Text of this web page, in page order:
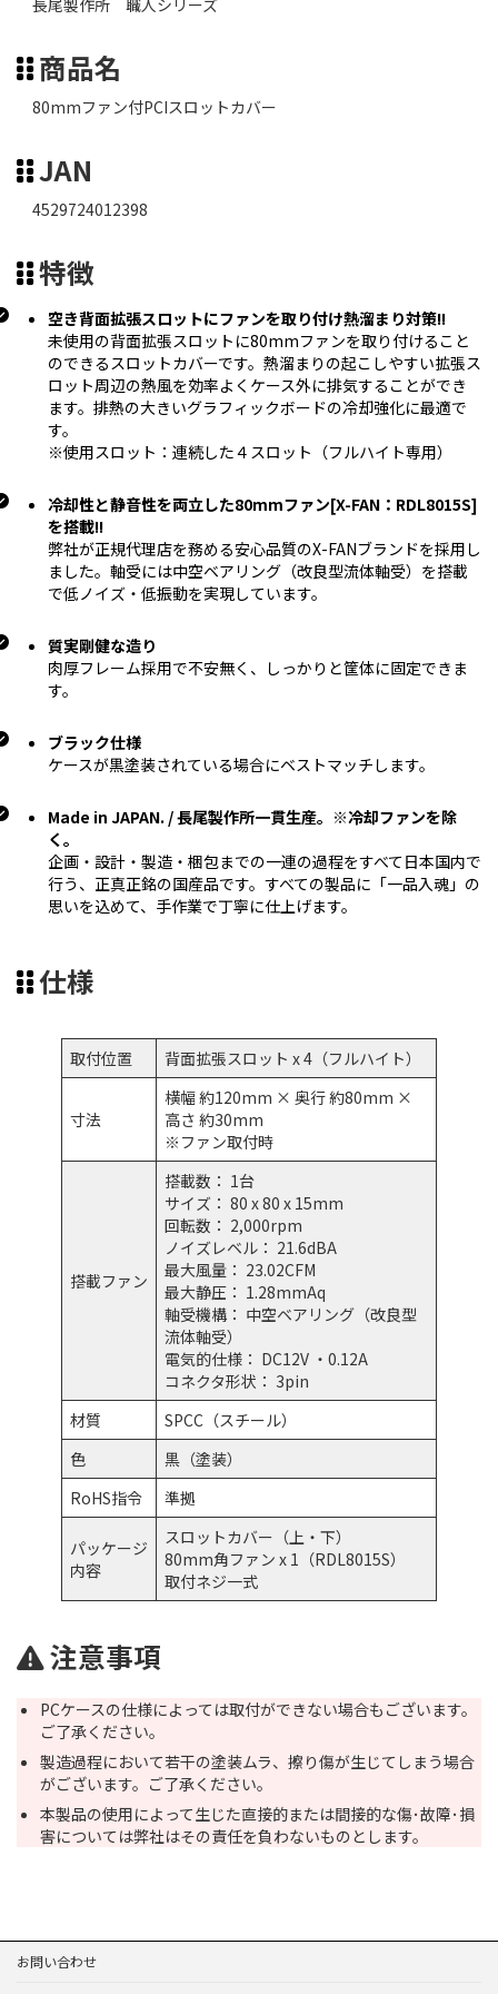
商品名
80mmファン付PCIスロットカバー
JAN
4529724012398
特徴
空き背面拡張スロットにファンを取り付け熱溜まり対策!!
未使用の背面拡張スロットに80mmファンを取り付けること
のできるスロットカバーです。熱溜まりの起こしやすい拡張ス
ロット周辺の熱風を効率よくケース外に排気することができ
ます。排熱の大きいグラフィックボードの冷却強化に最適で
す。
※使用スロット：連続した４スロット（フルハイト専用）
冷却性と静音性を両立した80mmファン[X-FAN：RDL8015S]
を搭載!!
弊社が正規代理店を務める安心品質のX-FANブランドを採用し
ました。軸受には中空ベアリング（改良型流体軸受）を搭載
で低ノイズ・低振動を実現しています。
質実剛健な造り
肉厚フレーム採用で不安無く、しっかりと筐体に固定できま
す。
ブラック仕様
ケースが黒塗装されている場合にベストマッチします。
Made in JAPAN. / 長尾製作所一貫生産。※冷却ファンを除
く。
企画・設計・製造・梱包までの一連の過程をすべて日本国内で
行う、正真正銘の国産品です。すべての製品に「一品入魂」の
思いを込めて、手作業で丁寧に仕上げます。
仕様
取付位置 背面拡張スロット x 4（フルハイト）
寸法
横幅 約120mm × 奥行 約80mm ×
高さ 約30mm
※ファン取付時
搭載ファン
搭載数： 1台
サイズ： 80 x 80 x 15mm
回転数： 2,000rpm
ノイズレベル： 21.6dBA
最大風量： 23.02CFM
最大静圧： 1.28mmAq
軸受機構： 中空ベアリング（改良型
流体軸受）
電気的仕様： DC12V ・0.12A
コネクタ形状： 3pin
材質
SPCC（スチール）
色
黒（塗装）
RoHS指令
準拠
パッケージ
内容
スロットカバー（上・下）
80mm角ファン x 1（RDL8015S）
取付ネジ一式
注意事項
PCケースの仕様によっては取付ができない場合もございます。
ご了承ください。
製造過程において若干の塗装ムラ、擦り傷が生じてしまう場合
がございます。ご了承ください。
本製品の使用によって生じた直接的または間接的な傷･故障･損
害については弊社はその責任を負わないものとします。
お問い合わせ